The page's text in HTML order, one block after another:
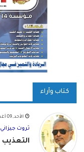
كتاب وآراء
الأحد, 09 أغسطس 2026
ثروت جيزاني
التعذيب بالكهرباء